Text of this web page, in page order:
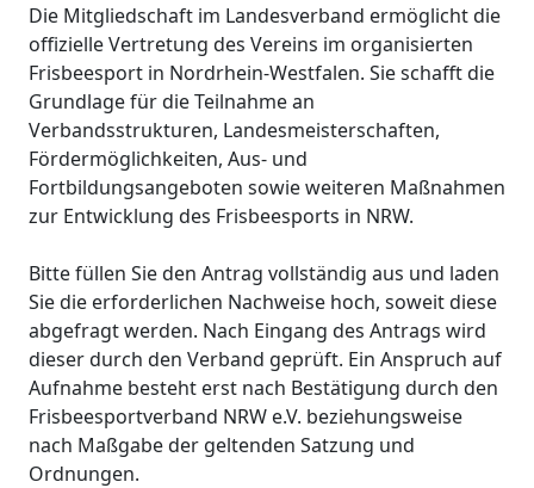
Die Mitgliedschaft im Landesverband ermöglicht die
offizielle Vertretung des Vereins im organisierten
Frisbeesport in Nordrhein-Westfalen. Sie schafft die
Grundlage für die Teilnahme an
Verbandsstrukturen, Landesmeisterschaften,
Fördermöglichkeiten, Aus- und
Fortbildungsangeboten sowie weiteren Maßnahmen
zur Entwicklung des Frisbeesports in NRW.
Bitte füllen Sie den Antrag vollständig aus und laden
Sie die erforderlichen Nachweise hoch, soweit diese
abgefragt werden. Nach Eingang des Antrags wird
dieser durch den Verband geprüft. Ein Anspruch auf
Aufnahme besteht erst nach Bestätigung durch den
Frisbeesportverband NRW e.V. beziehungsweise
nach Maßgabe der geltenden Satzung und
Ordnungen.